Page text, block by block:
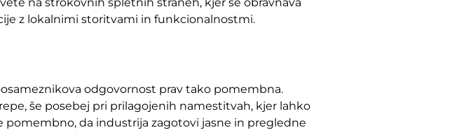
z lokalnimi storitvami in funkcionalnostmi.
odgovornost prav tako pomembna.
še posebej pri prilagojenih namestitvah, kjer lahko
da industrija zagotovi jasne in pregledne